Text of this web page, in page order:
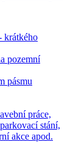
krátkého
pozemní
pásmu
práce,
stání,
akce apod.